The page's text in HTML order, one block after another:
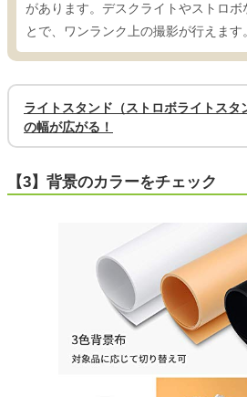
があります。デスクライトやストロボ
とで、ワンランク上の撮影が行えます。
ライトスタンド（ストロボライトスタ
の幅が広がる！
【3】背景のカラーをチェック